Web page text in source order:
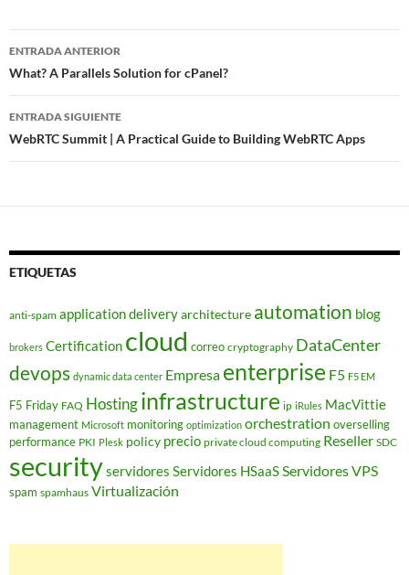
Navegador
de
entradas
ENTRADA ANTERIOR
What? A Parallels Solution for cPanel?
ENTRADA SIGUIENTE
WebRTC Summit | A Practical Guide to Building WebRTC Apps
ETIQUETAS
anti-spam application deliveryarchitecture automation blog
brokers Certification cloud correo cryptography DataCenter
devops dynamic data center Empresa enterprise F5 F5 EM
F5 Friday FAQ Hostinginfrastructure ip iRules MacVittie
management Microsoft monitoring optimization orchestration overselling
performance PKI Plesk policy precio private cloud computing Reseller SDC
securityservidores Servidores HSaaSServidores VPS
spam spamhaus Virtualización